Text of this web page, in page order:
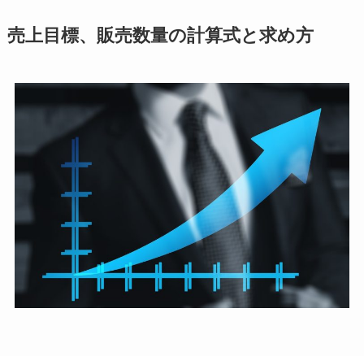
売上目標、販売数量の計算式と求め方